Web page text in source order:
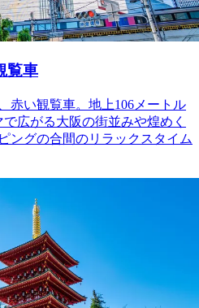
覧車
赤い観覧車。地上106メートル
広がる大阪の街並みや煌めく
ングの合間のリラックスタイム